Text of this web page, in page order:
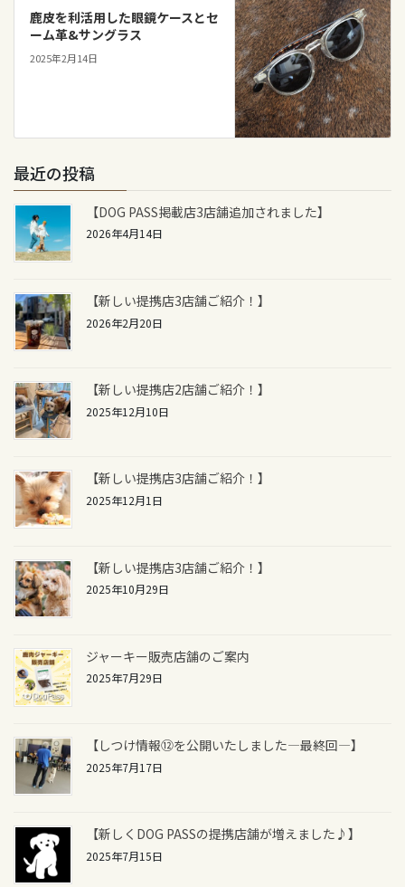
鹿皮を利活用した眼鏡ケースとセ
ーム革&サングラス
2025年2月14日
最近の投稿
【DOG PASS掲載店3店舗追加されました】
2026年4月14日
【新しい提携店3店舗ご紹介！】
2026年2月20日
【新しい提携店2店舗ご紹介！】
2025年12月10日
【新しい提携店3店舗ご紹介！】
2025年12月1日
【新しい提携店3店舗ご紹介！】
2025年10月29日
ジャーキー販売店舗のご案内
2025年7月29日
【しつけ情報⑫を公開いたしました―最終回―】
2025年7月17日
【新しくDOG PASSの提携店舗が増えました♪】
2025年7月15日